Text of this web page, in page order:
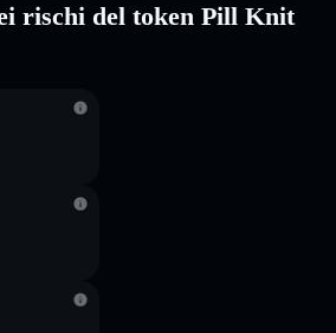
rischi del token Pill Knit